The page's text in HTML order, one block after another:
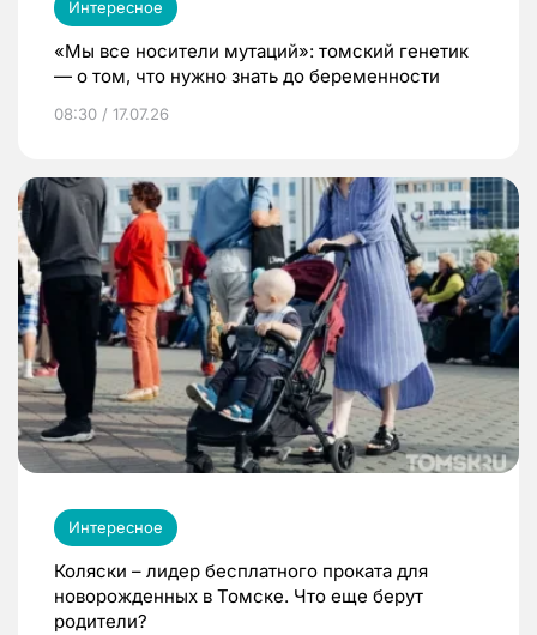
Интересное
«Мы все носители мутаций»: томский генетик
— о том, что нужно знать до беременности
08:30 / 17.07.26
Интересное
Коляски – лидер бесплатного проката для
новорожденных в Томске. Что еще берут
родители?